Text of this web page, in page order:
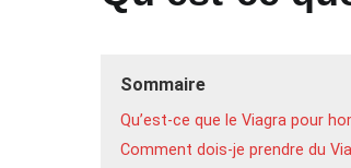
Sommaire
Qu’est-ce que le Viagra pour
Comment dois-je prendre du